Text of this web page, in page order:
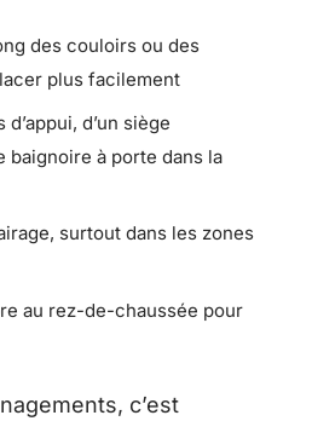
des couloirs ou des
plus facilement
d’un siège
baignoire à porte dans la
surtout dans les zones
au rez-de-chaussée pour
c’est